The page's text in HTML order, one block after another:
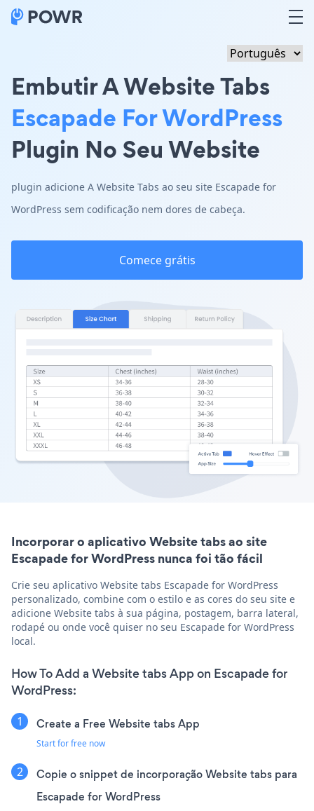
Embutir A Website Tabs
Escapade For WordPress
Plugin No Seu Website
plugin adicione A Website Tabs ao seu site Escapade for
WordPress sem codificação nem dores de cabeça.
Comece grátis
Incorporar o aplicativo Website tabs ao site
Escapade for WordPress nunca foi tão fácil
Crie seu aplicativo Website tabs Escapade for WordPress
personalizado, combine com o estilo e as cores do seu site e
adicione Website tabs à sua página, postagem, barra lateral,
rodapé ou onde você quiser no seu Escapade for WordPress
local.
How To Add a Website tabs App on Escapade for
WordPress:
Create a Free Website tabs App
Start for free now
Copie o snippet de incorporação Website tabs para
Escapade for WordPress